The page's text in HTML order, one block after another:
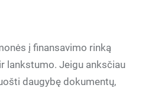
į finansavimo rinką
lankstumo. Jeigu anksčiau
daugybę dokumentų,